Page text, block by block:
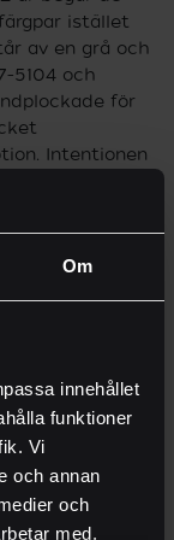
Om
innehållet
funktioner
Vi
och annan
och
med.
istället
av en grå och
5104 och
för
Intentionen
syn på